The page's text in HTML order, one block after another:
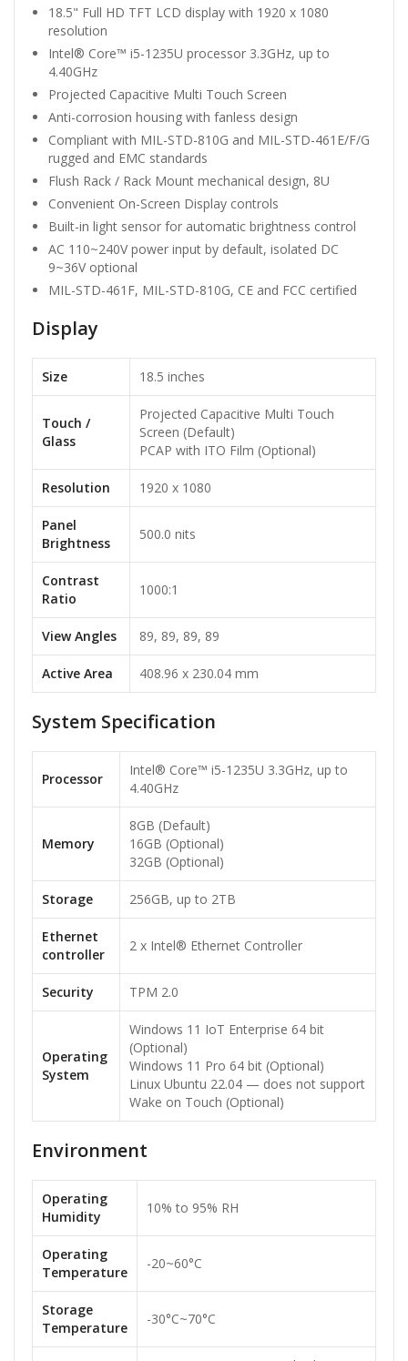
18.5" Full HD TFT LCD display with 1920 x 1080
resolution
Intel® Core™ i5-1235U processor 3.3GHz, up to
4.40GHz
Projected Capacitive Multi Touch Screen
Anti-corrosion housing with fanless design
Compliant with MIL-STD-810G and MIL-STD-461E/F/G
rugged and EMC standards
Flush Rack / Rack Mount mechanical design, 8U
Convenient On-Screen Display controls
Built-in light sensor for automatic brightness control
AC 110~240V power input by default, isolated DC
9~36V optional
MIL-STD-461F, MIL-STD-810G, CE and FCC certified
Display
Size 18.5 inches
Touch /
Glass
Projected Capacitive Multi Touch
Screen (Default)
PCAP with ITO Film (Optional)
Resolution 1920 x 1080
Panel
Brightness
500.0 nits
Contrast
Ratio
1000:1
View Angles 89, 89, 89, 89
Active Area 408.96 x 230.04 mm
System Specification
Processor
Intel® Core™ i5-1235U 3.3GHz, up to
4.40GHz
Memory
8GB (Default)
16GB (Optional)
32GB (Optional)
Storage 256GB, up to 2TB
Ethernet
controller
2 x Intel® Ethernet Controller
Security TPM 2.0
Operating
System
Windows 11 IoT Enterprise 64 bit
(Optional)
Windows 11 Pro 64 bit (Optional)
Linux Ubuntu 22.04 — does not support
Wake on Touch (Optional)
Environment
Operating
Humidity
10% to 95% RH
Operating
Temperature
-20~60°C
Storage
Temperature
-30°C~70°C